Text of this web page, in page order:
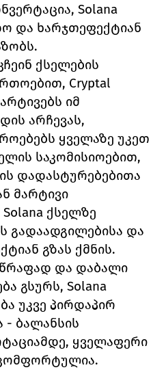
Solana
და ხარჯთეფექტიან
ქსელების
Cryptal
იმ
არჩევას,
ყველაზე უკეთ
საკომისიოებით,
დადასტურებებითა
მარტივი
Solana ქსელზე
გადაადგილებისა და
გზას ქმნის.
და დაბალი
გსურს, Solana
უკვე პირდაპირ
- ბალანსის
ყველაფერი